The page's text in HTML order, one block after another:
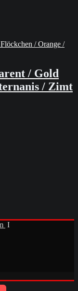
/ Gold
/ Zimt
I